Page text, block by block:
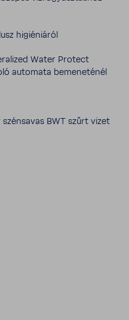
higi­é­ni­áról
Water Protect
auto­mata beme­ne­ténél
BWT szűrt vizet